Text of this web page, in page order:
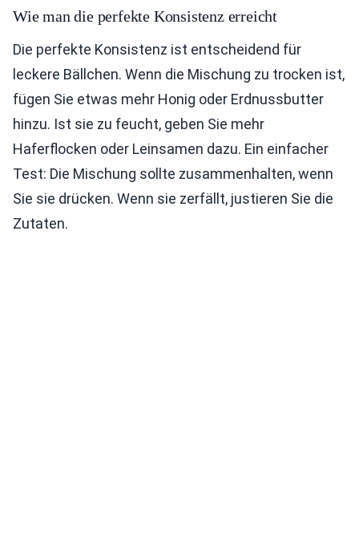
Wie man die perfekte Konsistenz erreicht
Die perfekte Konsistenz ist entscheidend für
leckere Bällchen. Wenn die Mischung zu trocken ist,
fügen Sie etwas mehr Honig oder Erdnussbutter
hinzu. Ist sie zu feucht, geben Sie mehr
Haferflocken oder Leinsamen dazu. Ein einfacher
Test: Die Mischung sollte zusammenhalten, wenn
Sie sie drücken. Wenn sie zerfällt, justieren Sie die
Zutaten.